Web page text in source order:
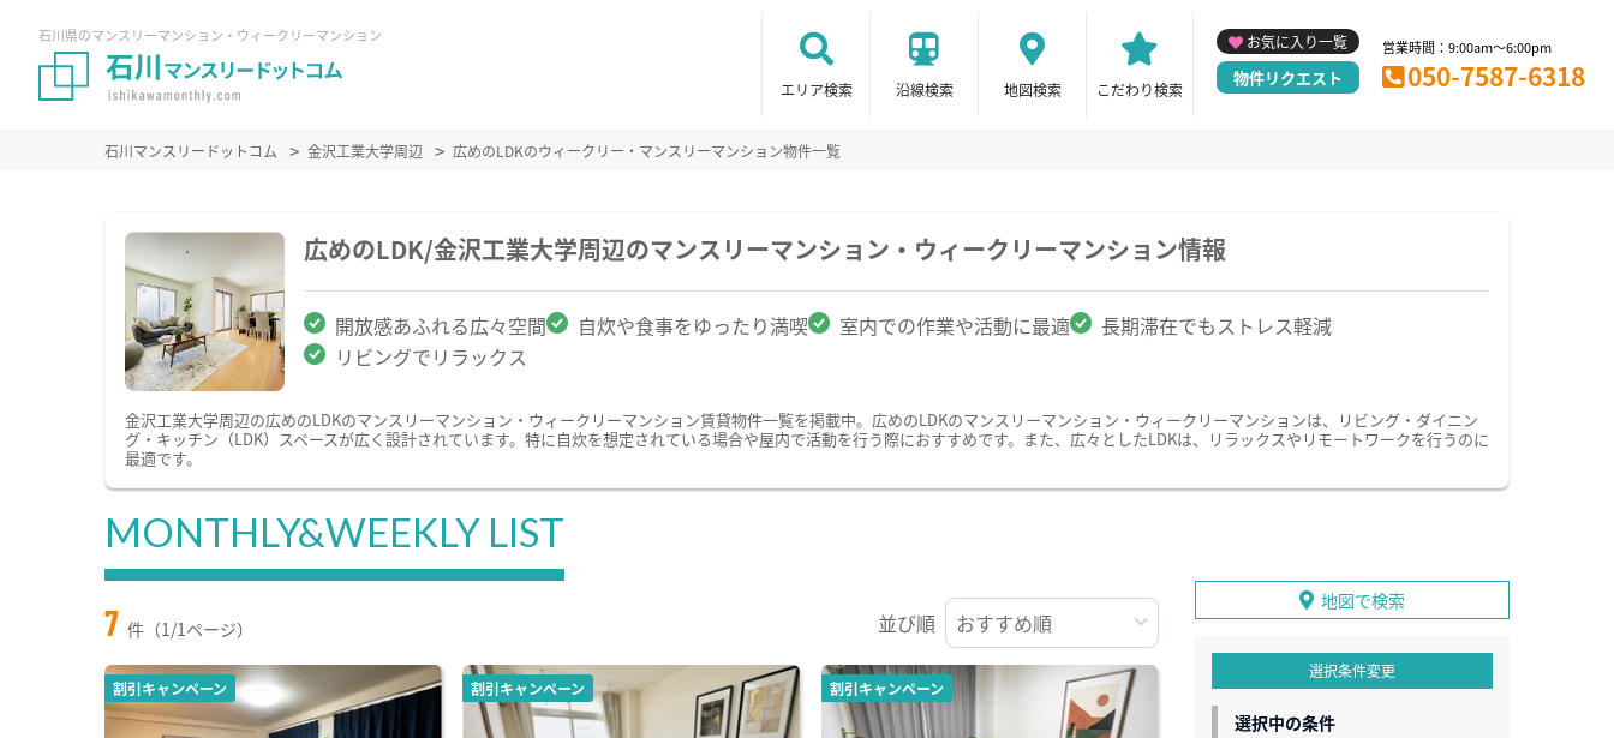
石川県のマンスリーマンション・ウィークリーマンション
エリア検索 沿線検索 地図検索 こだわり検索
お気に入り一覧
物件リクエスト
営業時間：9:00am～6:00pm
050-7587-6318
石川マンスリードットコム 金沢工業大学周辺 広めのLDKのウィークリー・マンスリーマンション物件一覧
広めのLDK/金沢工業大学周辺のマンスリーマンション・ウィークリーマンション情報
開放感あふれる広々空間 自炊や食事をゆったり満喫 室内での作業や活動に最適
長期滞在でもストレス軽減
リビングでリラックス
金沢工業大学周辺の広めのLDKのマンスリーマンション・ウィークリーマンション賃貸物件一覧を掲載中。広めのLDKのマンスリーマンション・ウィークリーマンションは、リビング・ダイニン
グ・キッチン（LDK）スペースが広く設計されています。特に自炊を想定されている場合や屋内で活動を行う際におすすめです。また、広々としたLDKは、リラックスやリモートワークを行うのに
最適です。
MONTHLY&WEEKLY LIST
7 件（1/1ページ） 並び順
割引キャンペーン 割引キャンペーン 割引キャンペーン
地図で検索
選択条件変更
選択中の条件